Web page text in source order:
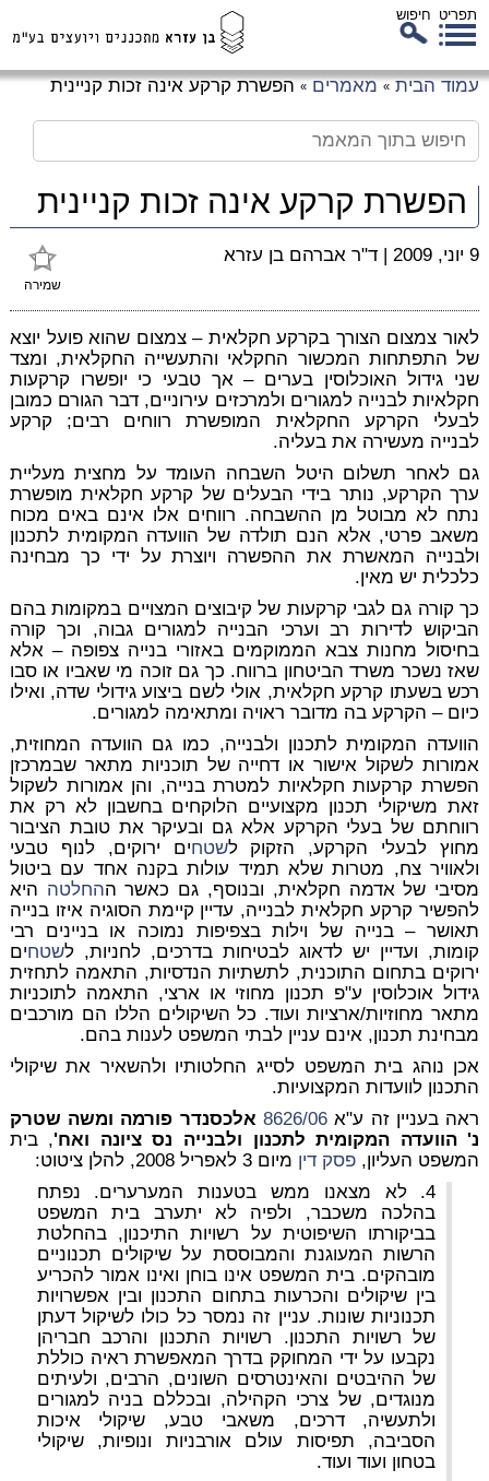
תפריט חיפוש
עמוד הבית » מאמרים » הפשרת קרקע אינה זכות קניינית
הפשרת קרקע אינה זכות קניינית
שמירה
9 יוני, 2009 | ד"ר אברהם בן עזרא
לאור צמצום הצורך בקרקע חקלאית – צמצום שהוא פועל יוצא
של התפתחות המכשור החקלאי והתעשייה החקלאית, ומצד
שני גידול האוכלוסין בערים – אך טבעי כי יופשרו קרקעות
חקלאיות לבנייה למגורים ולמרכזים עירוניים, דבר הגורם כמובן
לבעלי הקרקע החקלאית המופשרת רווחים רבים; קרקע
לבנייה מעשירה את בעליה.
גם לאחר תשלום היטל השבחה העומד על מחצית מעליית
ערך הקרקע, נותר בידי הבעלים של קרקע חקלאית מופשרת
נתח לא מבוטל מן ההשבחה. רווחים אלו אינם באים מכוח
משאב פרטי, אלא הנם תולדה של הוועדה המקומית לתכנון
ולבנייה המאשרת את ההפשרה ויוצרת על ידי כך מבחינה
כלכלית יש מאין.
כך קורה גם לגבי קרקעות של קיבוצים המצויים במקומות בהם
הביקוש לדירות רב וערכי הבנייה למגורים גבוה, וכך קורה
בחיסול מחנות צבא הממוקמים באזורי בנייה צפופה – אלא
שאז נשכר משרד הביטחון ברווח. כך גם זוכה מי שאביו או סבו
רכש בשעתו קרקע חקלאית, אולי לשם ביצוע גידולי שדה, ואילו
כיום – הקרקע בה מדובר ראויה ומתאימה למגורים.
הוועדה המקומית לתכנון ולבנייה, כמו גם הוועדה המחוזית,
אמורות לשקול אישור או דחייה של תוכניות מתאר שבמרכזן
הפשרת קרקעות חקלאיות למטרת בנייה, והן אמורות לשקול
זאת משיקולי תכנון מקצועיים הלוקחים בחשבון לא רק את
רווחתם של בעלי הקרקע אלא גם ובעיקר את טובת הציבור
מחוץ לבעלי הקרקע, הזקוק לשטחים ירוקים, לנוף טבעי
ולאוויר צח, מטרות שלא תמיד עולות בקנה אחד עם ביטול
מסיבי של אדמה חקלאית, ובנוסף, גם כאשר ההחלטה היא
להפשיר קרקע חקלאית לבנייה, עדיין קיימת הסוגיה איזו בנייה
תאושר – בנייה של וילות בצפיפות נמוכה או בניינים רבי
קומות, ועדיין יש לדאוג לבטיחות בדרכים, לחניות, לשטחים
ירוקים בתחום התוכנית, לתשתיות הנדסיות, התאמה לתחזית
גידול אוכלוסין ע"פ תכנון מחוזי או ארצי, התאמה לתוכניות
מתאר מחוזיות/ארציות ועוד. כל השיקולים הללו הם מורכבים
מבחינת תכנון, אינם עניין לבתי המשפט לענות בהם.
אכן נוהג בית המשפט לסייג החלטותיו ולהשאיר את שיקולי
התכנון לוועדות המקצועיות.
ראה בעניין זה ע"א 8626/06 אלכסנדר פורמה ומשה שטרק
נ' הוועדה המקומית לתכנון ולבנייה נס ציונה ואח', בית
המשפט העליון, פסק דין מיום 3 לאפריל 2008, להלן ציטוט:
4. לא מצאנו ממש בטענות המערערים. נפתח
בהלכה משכבר, ולפיה לא יתערב בית המשפט
בביקורתו השיפוטית על רשויות התיכנון, בהחלטת
הרשות המעוגנת והמבוססת על שיקולים תכנוניים
מובהקים. בית המשפט אינו בוחן ואינו אמור להכריע
בין שיקולים והכרעות בתחום התכנון ובין אפשרויות
תכנוניות שונות. עניין זה נמסר כל כולו לשיקול דעתן
של רשויות התכנון. רשויות התכנון והרכב חבריהן
נקבעו על ידי המחוקק בדרך המאפשרת ראיה כוללת
של ההיבטים והאינטרסים השונים, הרבים, ולעיתים
מנוגדים, של צרכי הקהילה, ובכללם בניה למגורים
ולתעשיה, דרכים, משאבי טבע, שיקולי איכות
הסביבה, תפיסות עולם אורבניות ונופיות, שיקולי
בטחון ועוד ועוד.